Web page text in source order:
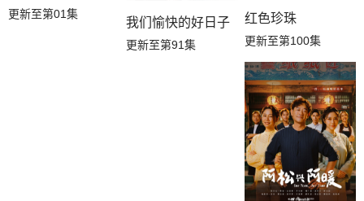
更新至第01集
我们愉快的好日子
更新至第91集
红色珍珠
更新至第100集